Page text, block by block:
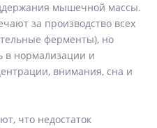
мышечной массы.
за производство всех
ферменты), но
в нормализации и
внимания, сна и
что недостаток